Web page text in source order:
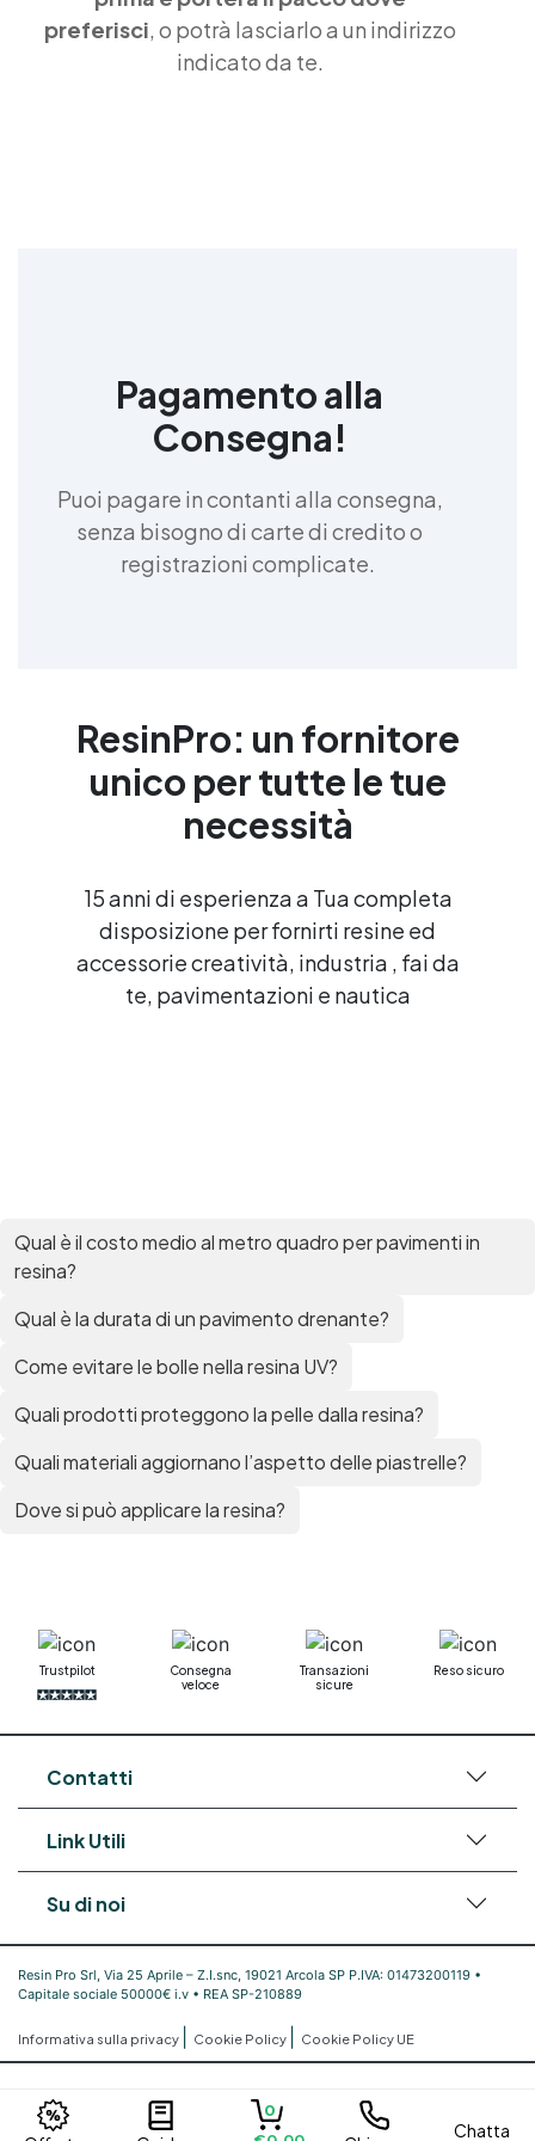
Gomma siliconica per calchi resistenti Gomma
siliconica Gomma siliconica antiaderente See all
articles →
preferisci, o potrà lasciarlo a un indirizzo
indicato da te.
Pagamento alla
Consegna!
Puoi pagare in contanti alla consegna,
senza bisogno di carte di credito o
registrazioni complicate.
ResinPro: un fornitore
unico per tutte le tue
necessità
15 anni di esperienza a Tua completa
disposizione per fornirti resine ed
accessorie creatività, industria , fai da
te, pavimentazioni e nautica
Qual è il costo medio al metro quadro per pavimenti in
resina?
Qual è la durata di un pavimento drenante?
Come evitare le bolle nella resina UV?
Quali prodotti proteggono la pelle dalla resina?
Quali materiali aggiornano l’aspetto delle piastrelle?
Dove si può applicare la resina?
Trustpilot
Consegna
veloce
Transazioni
sicure
Reso sicuro
Contatti
Link Utili
Su di noi
Resin Pro Srl, Via 25 Aprile – Z.I.snc, 19021 Arcola SP P.IVA: 01473200119 •
Capitale sociale 50000€ i.v • REA SP-210889
Informativa sulla privacy Cookie Policy Cookie Policy UE
0
Chatta